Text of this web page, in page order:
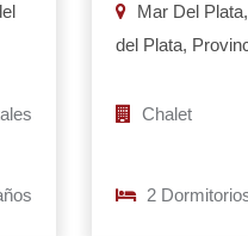
Mar Del
del Plata,
Chalet
2